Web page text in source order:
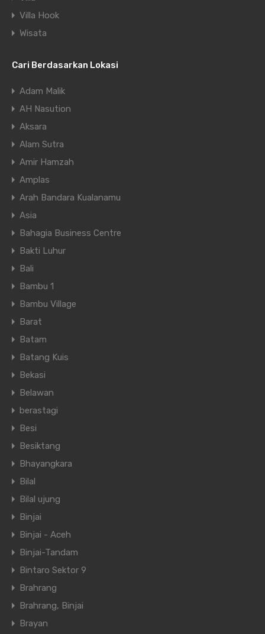
Villa Hook
Wisata
Cari Berdasarkan Lokasi
Adam Malik
AH Nasution
Aksara
Alam Sutra
Amir Hamzah
Amplas
Arah Bandara Kualanamu
Asia
Bahagia Business Centre
Bakti Luhur
Bali
Bambu 1
Bambu Village
Barat
Batam
Batang Kuis
Bekasi
Belawan
berastagi
Besi
Besiktang
Bhayangkara
Bilal
Bilal ujung
Binjai
Binjai - Aceh
Binjai-Tandam
Bintaro Sektor 9
Brahrang
Brahrang, Binjai
Brayan